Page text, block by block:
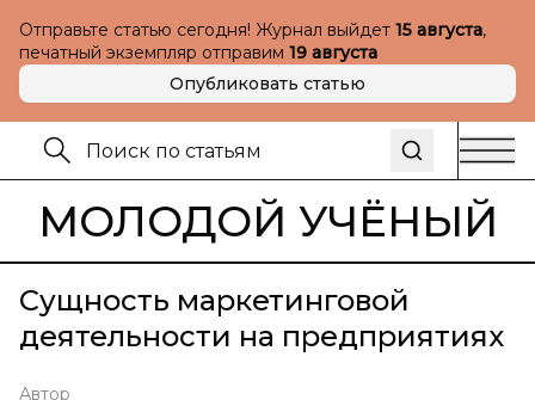
Отправьте статью сегодня! Журнал выйдет 15 августа,
печатный экземпляр отправим 19 августа
Опубликовать статью
МОЛОДОЙ УЧЁНЫЙ
Сущность маркетинговой
деятельности на предприятиях
Автор